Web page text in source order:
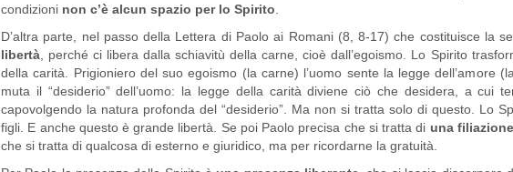
condizioni non c’è alcun spazio per lo Spirito
D’altra parte, nel passo della Lettera di Paolo ai Romani (8, 8-17) che costituisce la
libertà , perché ci libera dalla schiavitù della carne, cioè dall’egoismo. Lo Spirito
della carità. Prigioniero del suo egoismo (la carne) l’uomo sente la legge dell’amore
muta il “desiderio” dell’uomo: la legge della carità diviene ciò che desidera, a cui
capovolgendo la natura profonda del “desiderio”. Ma non si tratta solo di questo. Lo
figli. E anche questo è grande libertà. Se poi Paolo precisa che si tratta di una
che si tratta di qualcosa di esterno e giuridico, ma per ricordarne la gratuità.